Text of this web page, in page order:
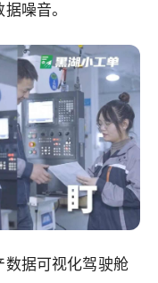
噪音。
数据可视化驾驶舱